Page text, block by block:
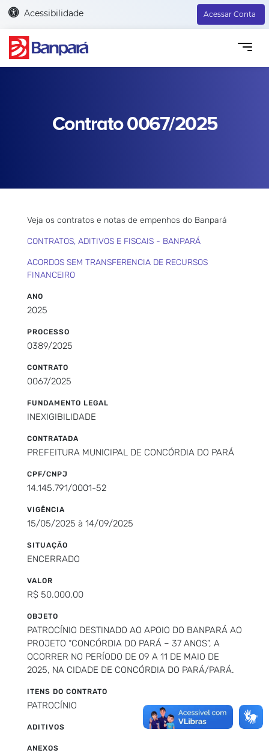
Acessibilidade Acessar Conta
Contrato 0067/2025
Veja os contratos e notas de empenhos do Banpará
CONTRATOS, ADITIVOS E FISCAIS - BANPARÁ
ACORDOS SEM TRANSFERENCIA DE RECURSOS
FINANCEIRO
ANO
2025
PROCESSO
0389/2025
CONTRATO
0067/2025
FUNDAMENTO LEGAL
INEXIGIBILIDADE
CONTRATADA
PREFEITURA MUNICIPAL DE CONCÓRDIA DO PARÁ
CPF/CNPJ
14.145.791/0001-52
VIGÊNCIA
15/05/2025 à 14/09/2025
SITUAÇÃO
ENCERRADO
VALOR
R$ 50.000,00
OBJETO
PATROCÍNIO DESTINADO AO APOIO DO BANPARÁ AO
PROJETO “CONCÓRDIA DO PARÁ – 37 ANOS”, A
OCORRER NO PERÍODO DE 09 A 11 DE MAIO DE
2025, NA CIDADE DE CONCÓRDIA DO PARÁ/PARÁ.
ITENS DO CONTRATO
PATROCÍNIO
ADITIVOS
ANEXOS